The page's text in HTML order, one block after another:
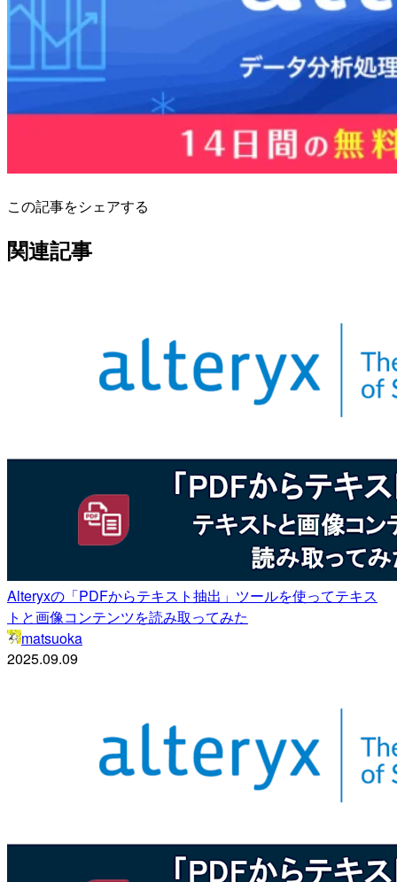
この記事をシェアする
関連記事
Alteryxの「PDFからテキスト抽出」ツールを使ってテキス
トと画像コンテンツを読み取ってみた
matsuoka
2025.09.09